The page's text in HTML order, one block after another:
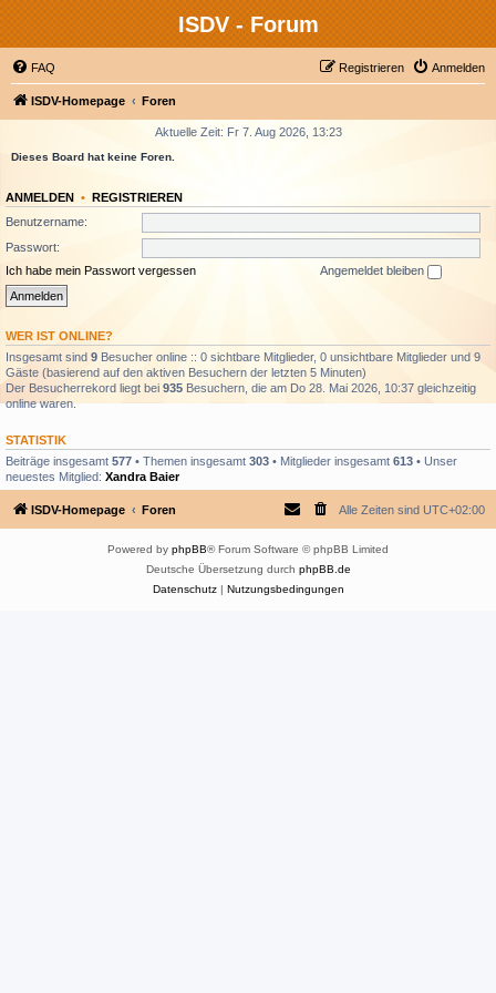
ISDV - Forum
FAQ Anmelden
Registrieren
ISDV-Homepage Foren
Aktuelle Zeit: Fr 7. Aug 2026, 13:23
Dieses Board hat keine Foren.
ANMELDEN • REGISTRIEREN
Benutzername:
Passwort:
Ich habe mein Passwort vergessen
Angemeldet bleiben
WER IST ONLINE?
Insgesamt sind 9 Besucher online :: 0 sichtbare Mitglieder, 0 unsichtbare Mitglieder und 9
Gäste (basierend auf den aktiven Besuchern der letzten 5 Minuten)
Der Besucherrekord liegt bei 935 Besuchern, die am Do 28. Mai 2026, 10:37 gleichzeitig
online waren.
STATISTIK
Beiträge insgesamt 577 • Themen insgesamt 303 • Mitglieder insgesamt 613 • Unser
neuestes Mitglied: Xandra Baier
ISDV-Homepage Foren Alle Zeiten sind UTC+02:00
Powered by phpBB® Forum Software © phpBB Limited
Deutsche Übersetzung durch phpBB.de
Datenschutz| Nutzungsbedingungen